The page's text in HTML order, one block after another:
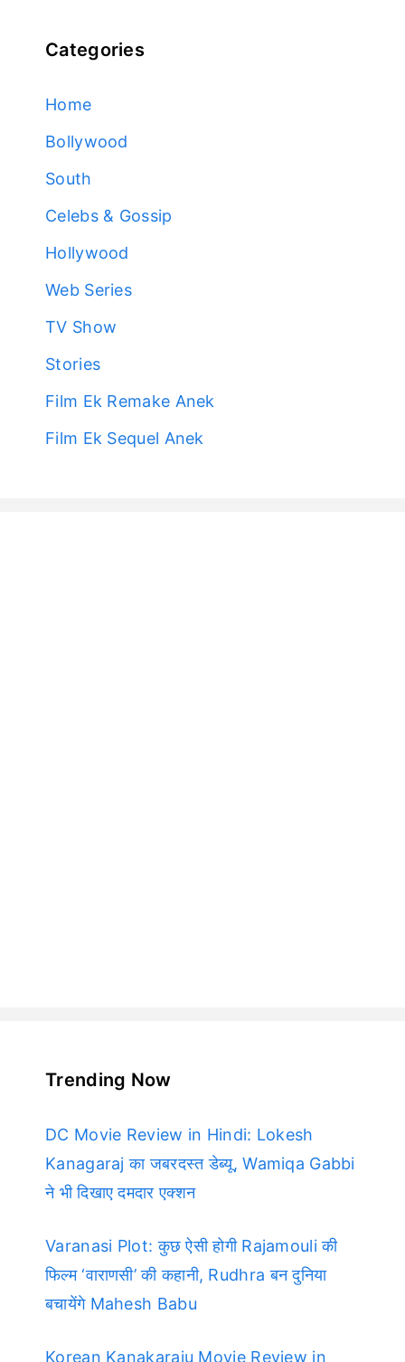
Categories
Home
Bollywood
South
Celebs & Gossip
Hollywood
Web Series
TV Show
Stories
Film Ek Remake Anek
Film Ek Sequel Anek
Trending Now
DC Movie Review in Hindi: Lokesh
Kanagaraj का जबरदस्त डेब्यू, Wamiqa Gabbi
ने भी दिखाए दमदार एक्शन
Varanasi Plot: कुछ ऐसी होगी Rajamouli की
फिल्म ‘वाराणसी’ की कहानी, Rudhra बन दुनिया
बचायेंगे Mahesh Babu
Korean Kanakaraju Movie Review in